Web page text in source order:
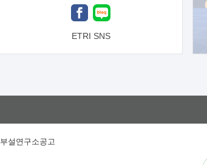
ETRI SNS
부설연구소공고